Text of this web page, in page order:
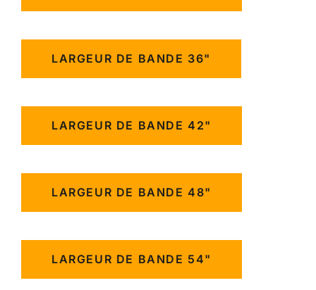
LARGEUR DE BANDE 36"
LARGEUR DE BANDE 42"
LARGEUR DE BANDE 48"
LARGEUR DE BANDE 54"